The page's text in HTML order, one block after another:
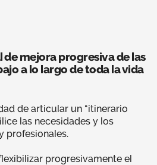
mejora progresiva de las
a lo largo de toda la vida
de articular un “itinerario
las necesidades y los
profesionales.
progresivamente el